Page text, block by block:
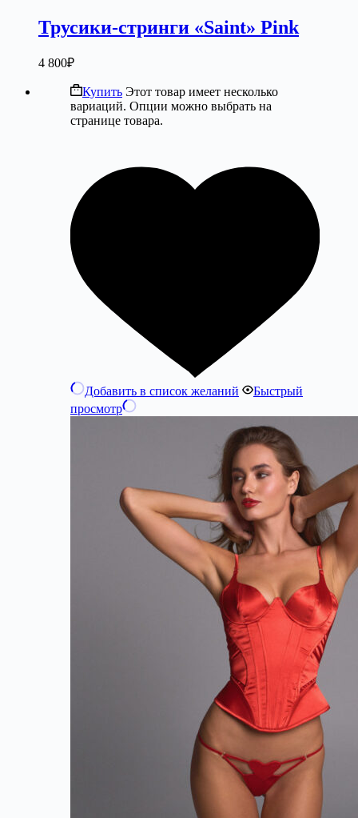
Трусики-стринги «Saint» Pink
4 800₽
Купить Этот товар имеет несколько
вариаций. Опции можно выбрать на
странице товара.
Добавить в список желаний
Быстрый
просмотр